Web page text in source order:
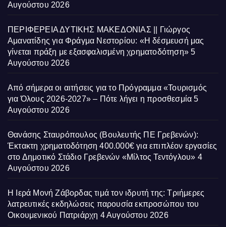
Αυγούστου 2026
ΠΕΡΙΦΕΡΕΙΑ ΔΥΤΙΚΗΣ ΜΑΚΕΔΟΝΙΑΣ || Γιώργος
Αμανατίδης για Φράγμα Νεστορίου: «Η δέσμευσή μας
γίνεται πράξη με εξασφαλισμένη χρηματοδότηση» 5
Αυγούστου 2026
Από σήμερα οι αιτήσεις για το Πρόγραμμα «Τουρισμός
για Όλους 2026-2027» – Πότε λήγει η προσθεσμία 5
Αυγούστου 2026
Θανάσης Σταυρόπουλος (Βουλευτής ΠΕ Γρεβενών):
Έκτακτη χρηματοδότηση 400.000€ για επιπλέον εργασίες
στο Δημοτικό Στάδιο Γρεβενών «Μίλτος Τεντόγλου» 4
Αυγούστου 2026
Η Ιερά Μονή Ζάβορδας τιμά τον ιδρυτή της: Τριήμερες
λατρευτικές εκδηλώσεις παρουσία εκπροσώπου του
Οικουμενικού Πατριάρχη 4 Αυγούστου 2026